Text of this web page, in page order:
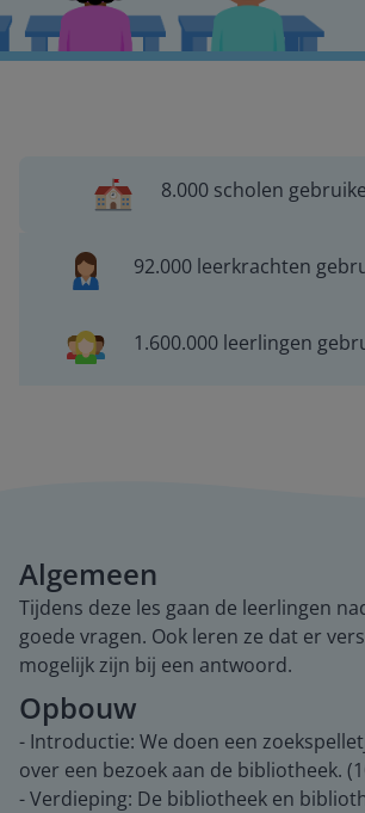
8.000 scholen
92.000 leerkrachten
1.600.000 leerlingen
Algemeen
Tijdens deze les gaan de leerlingen
goede vragen. Ook leren ze dat er
mogelijk zijn bij een antwoord.
Opbouw
- Introductie: We doen een
over een bezoek aan de bibliotheek.
- Verdieping: De bibliotheek en